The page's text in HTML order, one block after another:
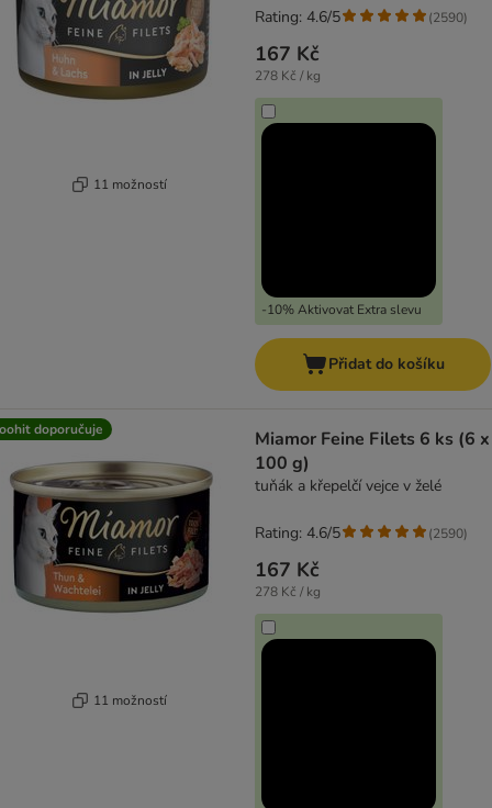
11 možností
167 Kč
278 Kč / kg
-10% Aktivovat Extra slevu
Rating: 4.6/5 (2590)
Přidat do košíku
doporučuje
11 možností
Miamor Feine Filets 6 ks (6 x
100 g)
tuňák a křepelčí vejce v želé
167 Kč
278 Kč / kg
Rating: 4.6/5 (2590)